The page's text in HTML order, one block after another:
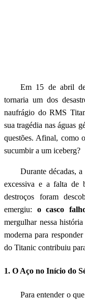
Em 15 de abril
tornaria um dos
naufrágio do RMS
sua tragédia nas águas
questões. Afinal, como
sucumbir a um iceberg?
Durante décadas,
excessiva e a falta de
destroços foram
emergiu: o casco
mergulhar nessa
moderna para
do Titanic contribuiu
1. O Aço no Início do
Para entender o